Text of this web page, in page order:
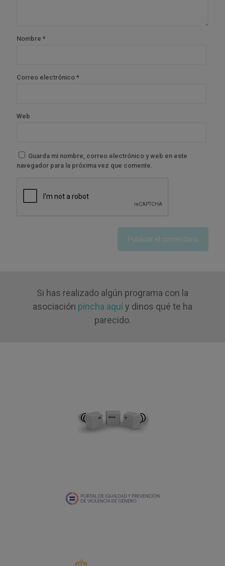
Nombre *
Correo electrónico *
Web
Guarda mi nombre, correo electrónico y web en este
navegador para la próxima vez que comente.
Si has realizado algún programa con la
asociación pincha aquíy dinos qué te ha
parecido.